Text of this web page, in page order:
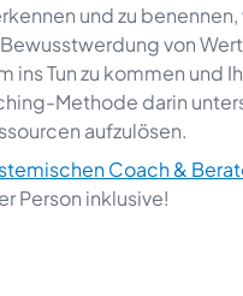
und zu
von
Tun zu kommen und
Methode darin
aufzulösen.
Coach &
Person inklusive!